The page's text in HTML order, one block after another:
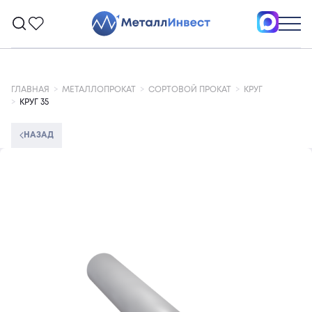
ГЛАВНАЯ МЕТАЛЛОПРОКАТ СОРТОВОЙ ПРОКАТ
КРУГ
КРУГ 35
НАЗАД